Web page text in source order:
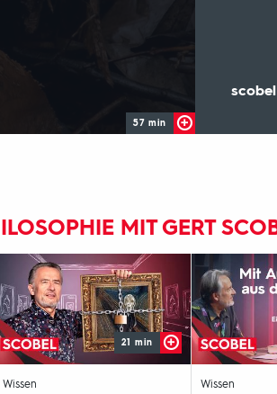
57 min
scobel
MIT GERT
Wissen
21 min
Wissen